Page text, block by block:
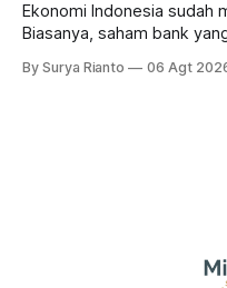
Ekonomi Indonesia sudah
Biasanya, saham bank
bank ke depannya?
By Surya Rianto 06 Agt